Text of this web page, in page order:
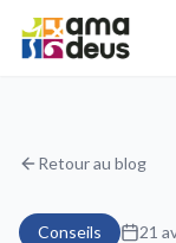
Retour au blog
Conseils 21